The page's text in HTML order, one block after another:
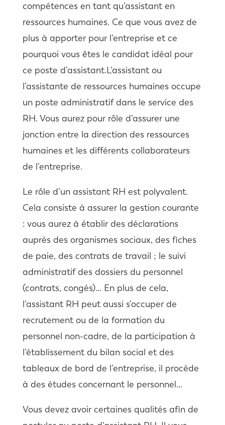
compétences en tant qu’assistant en
ressources humaines. Ce que vous avez de
plus à apporter pour l’entreprise et ce
pourquoi vous êtes le candidat idéal pour
ce poste d’assistant.L’assistant ou
l’assistante de ressources humaines occupe
un poste administratif dans le service des
RH. Vous aurez pour rôle d’assurer une
jonction entre la direction des ressources
humaines et les différents collaborateurs
de l’entreprise.
Le rôle d’un assistant RH est polyvalent.
Cela consiste à assurer la gestion courante
: vous aurez à établir des déclarations
auprès des organismes sociaux, des fiches
de paie, des contrats de travail ; le suivi
administratif des dossiers du personnel
(contrats, congés)… En plus de cela,
l’assistant RH peut aussi s’occuper de
recrutement ou de la formation du
personnel non-cadre, de la participation à
l’établissement du bilan social et des
tableaux de bord de l’entreprise, il procède
à des études concernant le personnel…
Vous devez avoir certaines qualités afin de